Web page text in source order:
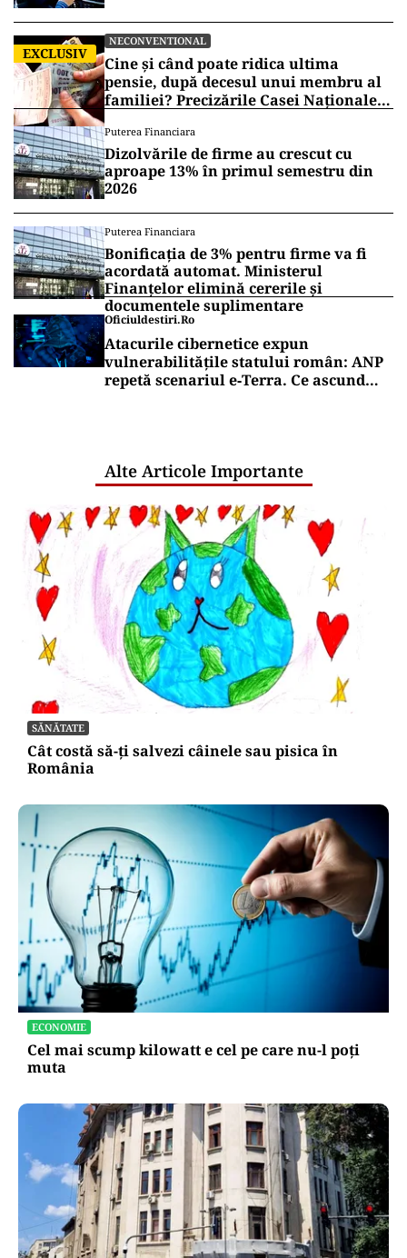
EXCLUSIV
NECONVENTIONAL
Cine și când poate ridica ultima
pensie, după decesul unui membru al
familiei? Precizările Casei Naționale
Puterea Financiara
Dizolvările de firme au crescut cu
aproape 13% în primul semestru din
2026
Puterea Financiara
Bonificația de 3% pentru firme va fi
acordată automat. Ministerul
Finanțelor elimină cererile și
documentele suplimentare
Oficiuldestiri.ro
Atacurile cibernetice expun
vulnerabilitățile statului român: ANP
repetă scenariul e‑Terra. Ce ascund
Alte Articole Importante
SĂNĂTATE
Cât costă să-ți salvezi câinele sau pisica în
România
ECONOMIE
Cel mai scump kilowatt e cel pe care nu-l poți
muta